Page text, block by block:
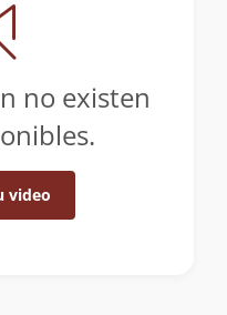
no existen
video